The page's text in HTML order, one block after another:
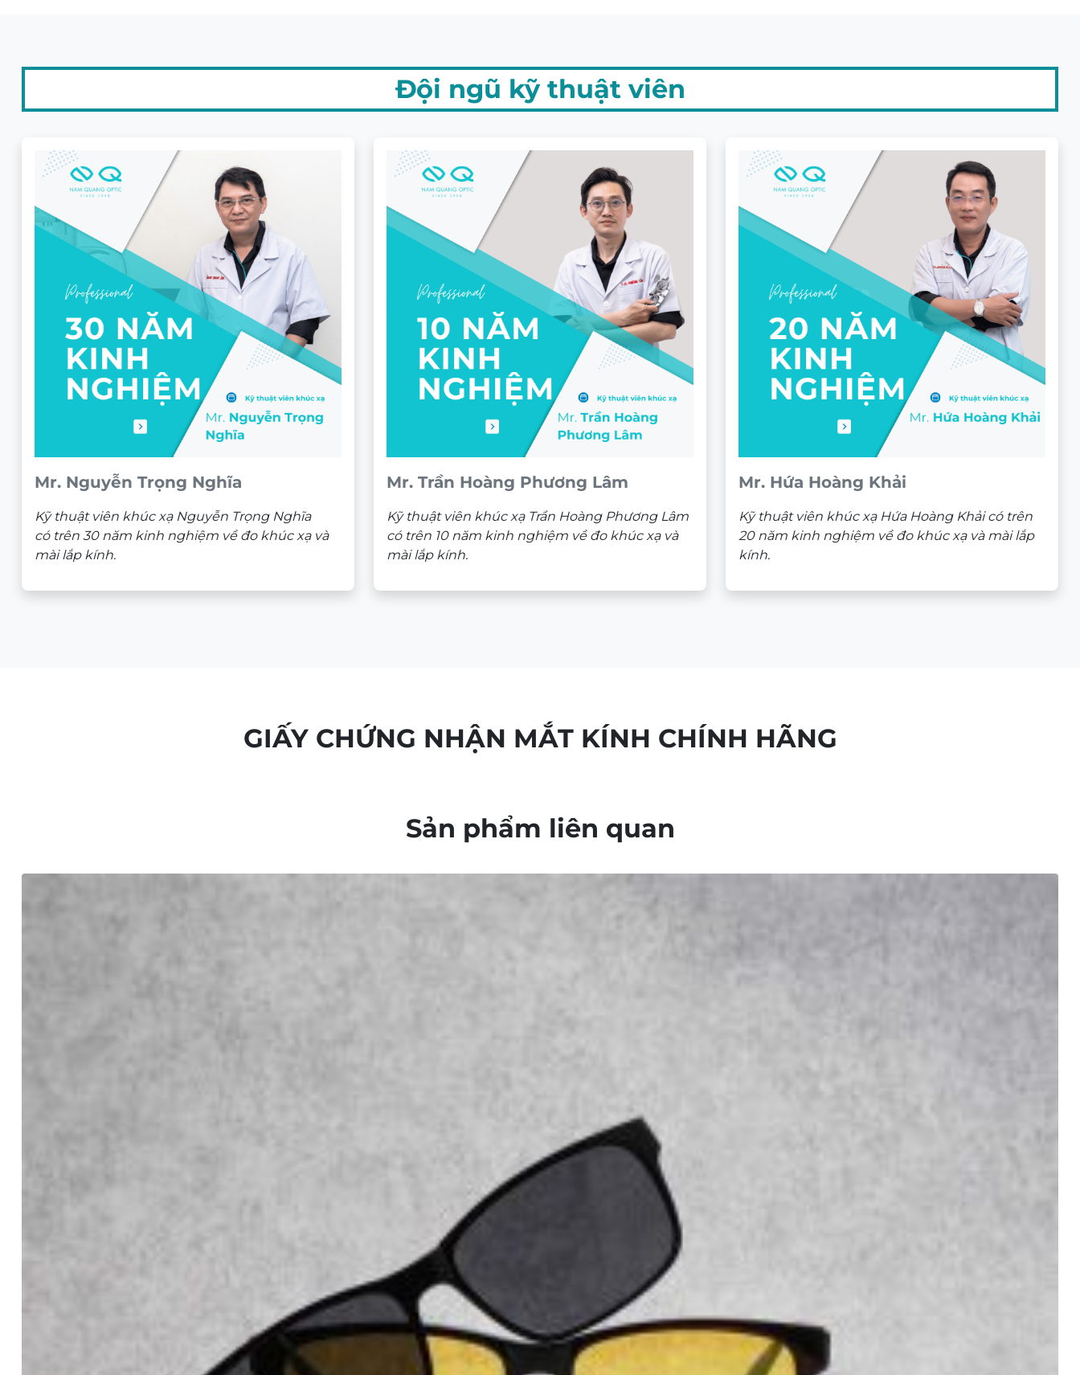
Đội ngũ kỹ thuật viên
Mr. Nguyễn Trọng Nghĩa
Kỹ thuật viên khúc xạ Nguyễn Trọng Nghĩa
có trên 30 năm kinh nghiệm về đo khúc xạ và
mài lắp kính.
Mr. Trần Hoàng Phương Lâm
Kỹ thuật viên khúc xạ Trần Hoàng Phương Lâm
có trên 10 năm kinh nghiệm về đo khúc xạ và
mài lắp kính.
Mr. Hứa Hoàng Khải
Kỹ thuật viên khúc xạ Hứa Hoàng Khải có trên
20 năm kinh nghiệm về đo khúc xạ và mài lắp
kính.
GIẤY CHỨNG NHẬN MẮT KÍNH CHÍNH HÃNG
Sản phẩm liên quan